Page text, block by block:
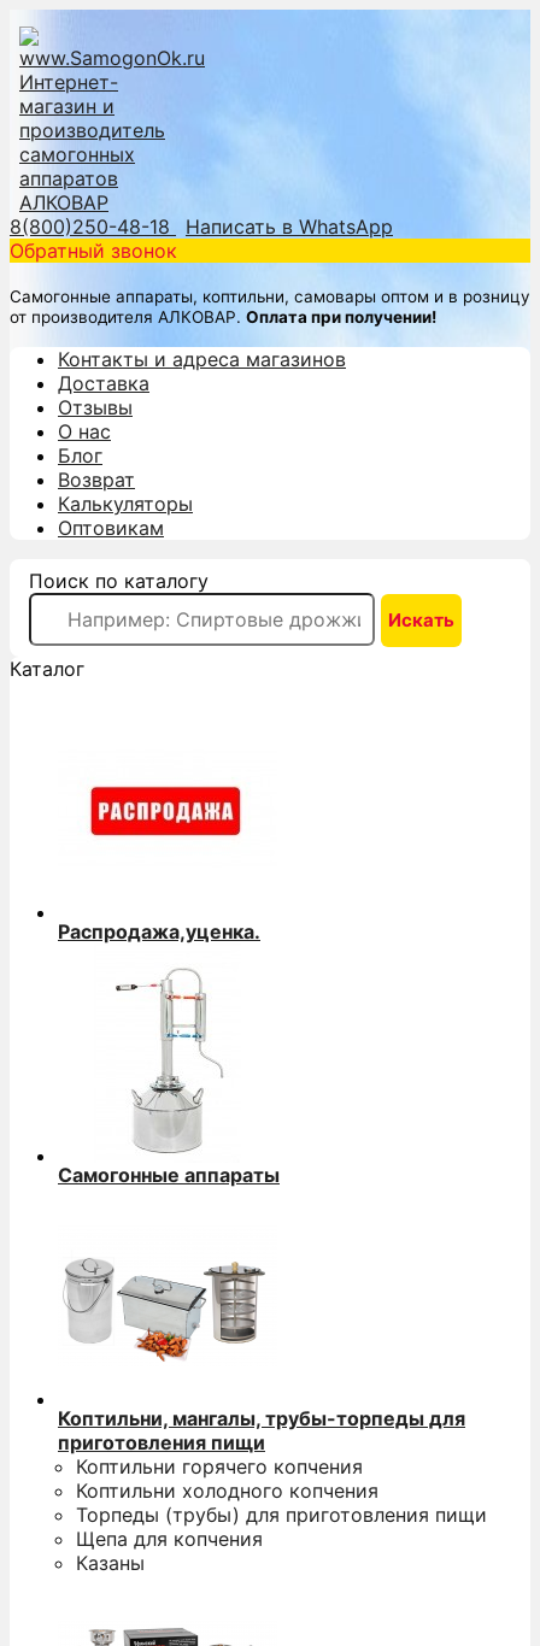
8(800)250-48-18
Написать в WhatsApp
Обратный звонок
Самогонные аппараты, коптильни, самовары оптом и в розницу
от производителя АЛКОВАР. Оплата при получении!
Контакты и адреса магазинов
Доставка
Отзывы
О нас
Блог
Возврат
Калькуляторы
Оптовикам
Поиск по каталогу
Каталог
Распродажа,уценка.
Самогонные аппараты
Коптильни, мангалы, трубы-торпеды для
приготовления пищи
Коптильни горячего копчения
Коптильни холодного копчения
Торпеды (трубы) для приготовления пищи
Щепа для копчения
Казаны